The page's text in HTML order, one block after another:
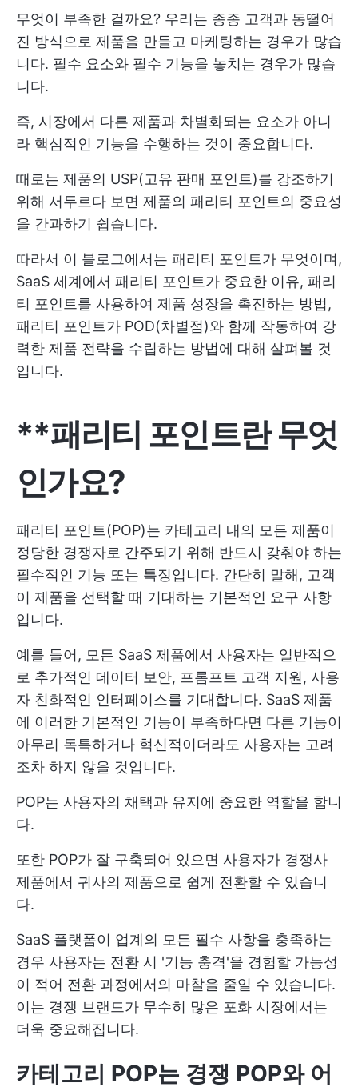
무엇이 부족한 걸까요? 우리는 종종 고객과 동떨어
진 방식으로 제품을 만들고 마케팅하는 경우가 많습
니다. 필수 요소와 필수 기능을 놓치는 경우가 많습
니다.
즉, 시장에서 다른 제품과 차별화되는 요소가 아니
라 핵심적인 기능을 수행하는 것이 중요합니다.
때로는 제품의 USP(고유 판매 포인트)를 강조하기
위해 서두르다 보면 제품의 패리티 포인트의 중요성
을 간과하기 쉽습니다.
따라서 이 블로그에서는 패리티 포인트가 무엇이며,
SaaS 세계에서 패리티 포인트가 중요한 이유, 패리
티 포인트를 사용하여 제품 성장을 촉진하는 방법,
패리티 포인트가 POD(차별점)와 함께 작동하여 강
력한 제품 전략을 수립하는 방법에 대해 살펴볼 것
입니다.
**패리티 포인트란 무엇
인가요?
패리티 포인트(POP)는 카테고리 내의 모든 제품이
정당한 경쟁자로 간주되기 위해 반드시 갖춰야 하는
필수적인 기능 또는 특징입니다. 간단히 말해, 고객
이 제품을 선택할 때 기대하는 기본적인 요구 사항
입니다.
예를 들어, 모든 SaaS 제품에서 사용자는 일반적으
로 추가적인 데이터 보안, 프롬프트 고객 지원, 사용
자 친화적인 인터페이스를 기대합니다. SaaS 제품
에 이러한 기본적인 기능이 부족하다면 다른 기능이
아무리 독특하거나 혁신적이더라도 사용자는 고려
조차 하지 않을 것입니다.
POP는 사용자의 채택과 유지에 중요한 역할을 합니
다.
또한 POP가 잘 구축되어 있으면 사용자가 경쟁사
제품에서 귀사의 제품으로 쉽게 전환할 수 있습니
다.
SaaS 플랫폼이 업계의 모든 필수 사항을 충족하는
경우 사용자는 전환 시 '기능 충격'을 경험할 가능성
이 적어 전환 과정에서의 마찰을 줄일 수 있습니다.
이는 경쟁 브랜드가 무수히 많은 포화 시장에서는
더욱 중요해집니다.
카테고리 POP는 경쟁 POP와 어